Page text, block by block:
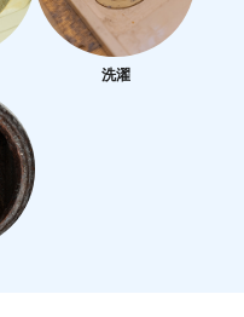
洗濯